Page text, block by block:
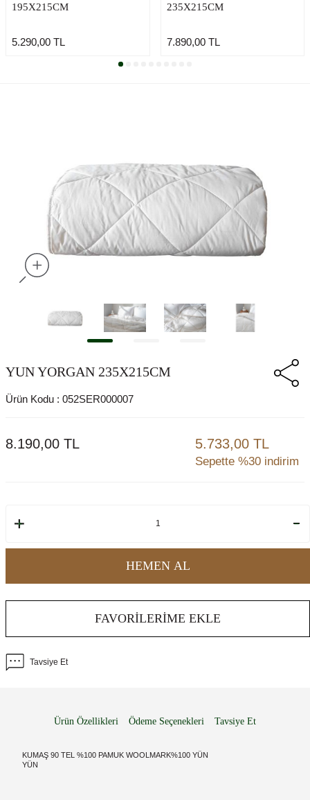
195X215CM
5.290,00 TL
235X215CM
7.890,00TL
YUN YORGAN 235X215CM
Ürün Kodu : 052SER000007
8.190,00 TL 5.733,00 TL
Sepette %30 indirim
HEMEN AL
FAVORILERIME EKLE
Tavsiye Et
Ürün Özellikleri Ödeme Seçenekleri Tavsiye Et
KUMAŞ 90 TEL %100 PAMUK WOOLMARK%100 YÜN
YÜN